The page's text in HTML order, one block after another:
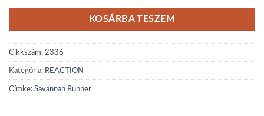
KOSÁRBA TESZEM
Cikkszám: 2336
Kategória: REACTION
Címke: Savannah Runner